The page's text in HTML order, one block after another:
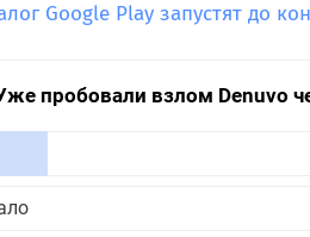
Google Play запустят до
пробовали взлом Denuvo